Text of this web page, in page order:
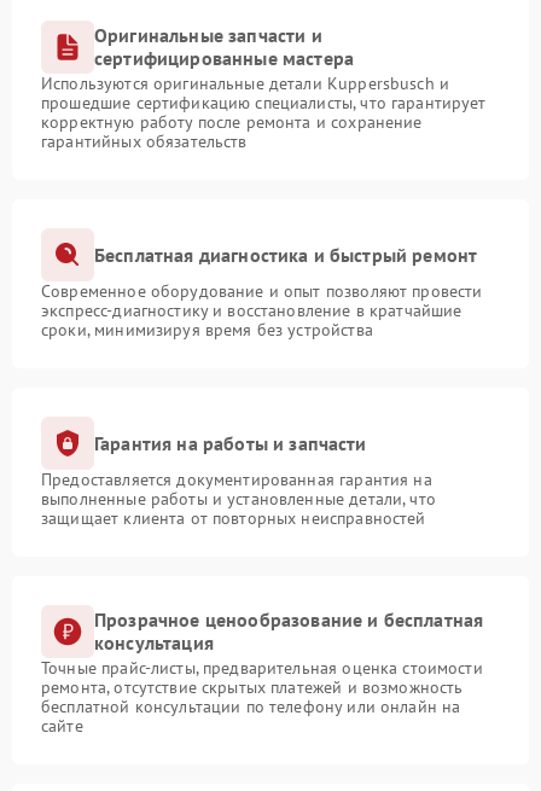
Оригинальные запчасти и
сертифицированные мастера
Используются оригинальные детали Kuppersbusch и
прошедшие сертификацию специалисты, что гарантирует
корректную работу после ремонта и сохранение
гарантийных обязательств
Бесплатная диагностика и быстрый ремонт
Современное оборудование и опыт позволяют провести
экспресс-диагностику и восстановление в кратчайшие
сроки, минимизируя время без устройства
Гарантия на работы и запчасти
Предоставляется документированная гарантия на
выполненные работы и установленные детали, что
защищает клиента от повторных неисправностей
Прозрачное ценообразование и бесплатная
консультация
Точные прайс-листы, предварительная оценка стоимости
ремонта, отсутствие скрытых платежей и возможность
бесплатной консультации по телефону или онлайн на
сайте